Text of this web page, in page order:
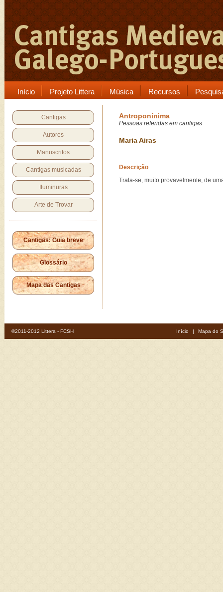
Início Projeto Littera Música Recursos
Cantigas
Autores
Manuscritos
Cantigas musicadas
Iluminuras
Arte de Trovar
Cantigas: Guia breve
Glossário
Mapa das Cantigas
Antroponínima
Pessoas referidas em cantigas
Maria Airas
Descrição
Trata-se, muito provavelmente, de
©2011-2012 Littera - FCSH Início | Mapa do